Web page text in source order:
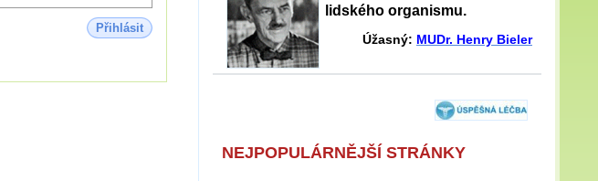
Přihlásit
lidského organismu.
Úžasný: MUDr. Henry Bieler
NEJPOPULÁRNĚJŠÍ STRÁNKY